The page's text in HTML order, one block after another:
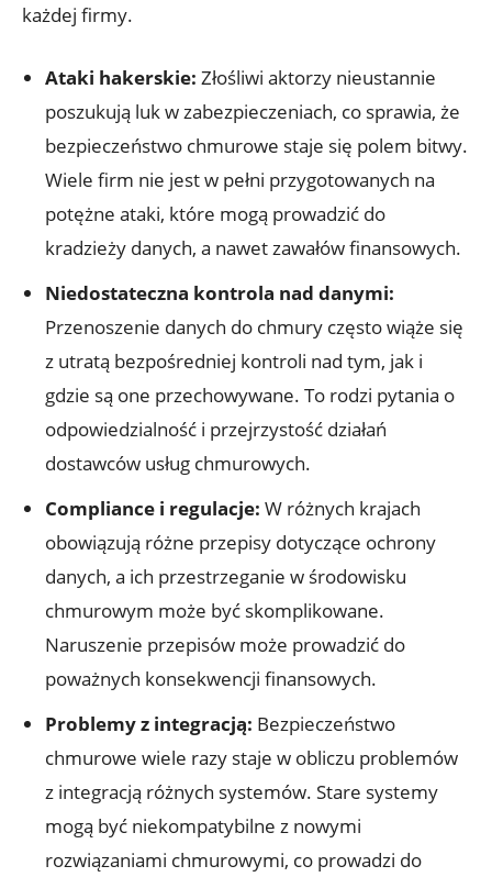
każdej firmy.
Ataki hakerskie: Złośliwi aktorzy nieustannie
poszukują luk w zabezpieczeniach, co sprawia, że
bezpieczeństwo chmurowe⁤ staje się polem ‌bitwy.
⁤Wiele firm nie jest ‍w pełni⁣ przygotowanych na
potężne‌ ataki, które mogą prowadzić do
kradzieży danych, a nawet zawałów finansowych.
Niedostateczna kontrola nad danymi:
Przenoszenie danych do chmury często wiąże się
⁣z utratą bezpośredniej kontroli ⁤nad tym, jak i
gdzie są one⁣ przechowywane. To rodzi pytania o
odpowiedzialność i⁣ przejrzystość działań
dostawców​ usług chmurowych.
Compliance i regulacje: W różnych krajach
obowiązują różne przepisy dotyczące ochrony
danych, a ich przestrzeganie w środowisku
chmurowym​ może być skomplikowane.
Naruszenie przepisów może prowadzić do
poważnych konsekwencji finansowych.
Problemy z integracją: Bezpieczeństwo
chmurowe wiele razy staje ‌w obliczu ‍problemów
z integracją różnych systemów. Stare systemy
mogą być niekompatybilne z nowymi
rozwiązaniami chmurowymi, co prowadzi do